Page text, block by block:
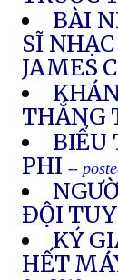
BÀI
SĨ
JAMES
THẮNG
BIỂU
PHI --
ÐỘI
KÝ
HẾT